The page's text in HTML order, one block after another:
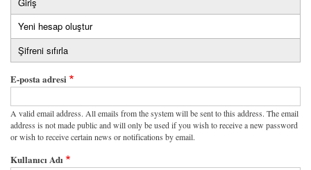
Birincil
sekmeler
Yeni hesap oluştur(etkin
sekme)
Şifreni sıfırla
E-posta adresi
A valid email address. All emails from the system will be sent to this address. The email
address is not made public and will only be used if you wish to receive a new password
or wish to receive certain news or notifications by email.
Kullanıcı Adı